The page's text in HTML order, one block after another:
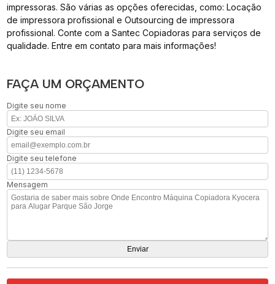
impressoras. São várias as opções oferecidas, como: Locação
de impressora profissional e Outsourcing de impressora
profissional. Conte com a Santec Copiadoras para serviços de
qualidade. Entre em contato para mais informações!
FAÇA UM ORÇAMENTO
Digite seu nome
Digite seu email
Digite seu telefone
Mensagem